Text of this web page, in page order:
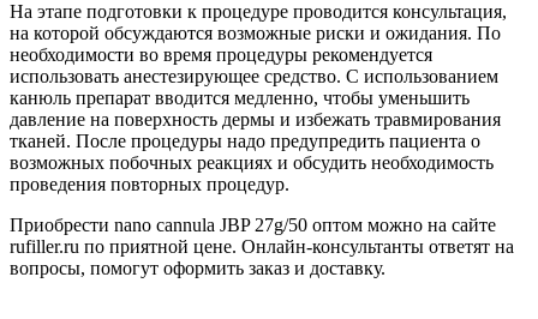
На этапе подготовки к процедуре проводится консультация,
на которой обсуждаются возможные риски и ожидания. По
необходимости во время процедуры рекомендуется
использовать анестезирующее средство. С использованием
канюль препарат вводится медленно, чтобы уменьшить
давление на поверхность дермы и избежать травмирования
тканей. После процедуры надо предупредить пациента о
возможных побочных реакциях и обсудить необходимость
проведения повторных процедур.
Приобрести nano cannula JBP 27g/50 оптом можно на сайте
rufiller.ru по приятной цене. Онлайн-консультанты ответят на
вопросы, помогут оформить заказ и доставку.